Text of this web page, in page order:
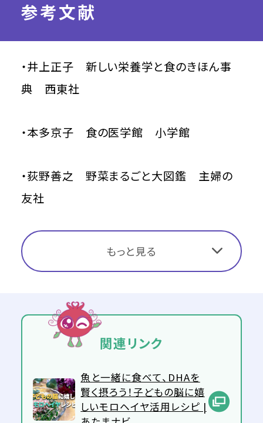
参考文献
・井上正子 新しい栄養学と食のきほん事
典 西東社
・本多京子 食の医学館 小学館
・荻野善之 野菜まるごと大図鑑 主婦の
友社
もっと見る
関連リンク
魚と一緒に食べて、DHAを
賢く摂ろう！子どもの脳に嬉
しいモロヘイヤ活用レシピ |